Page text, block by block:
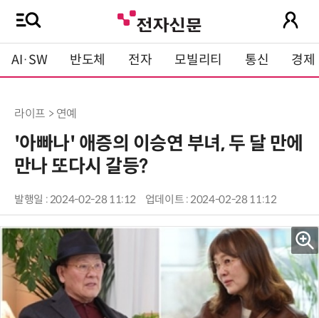
AI·SW 반도체 전자 모빌리티 통신 경제
라이프 > 연예
'아빠나' 애증의 이승연 부녀, 두 달 만에
만나 또다시 갈등?
발행일 : 2024-02-28 11:12 업데이트 : 2024-02-28 11:12